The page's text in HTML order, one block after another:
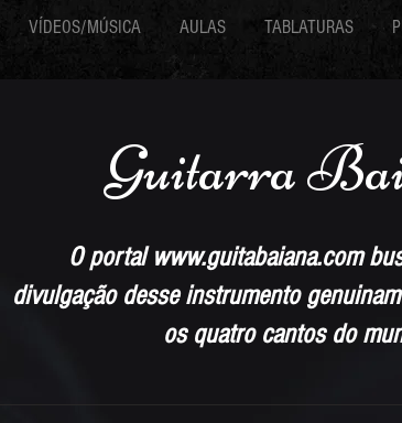
VÍDEOS/MÚSICA AULAS TABLATURAS
O portalwww.guitabaiana.com
divulgação desse instrumento
os quatro cantos do
Guitarra